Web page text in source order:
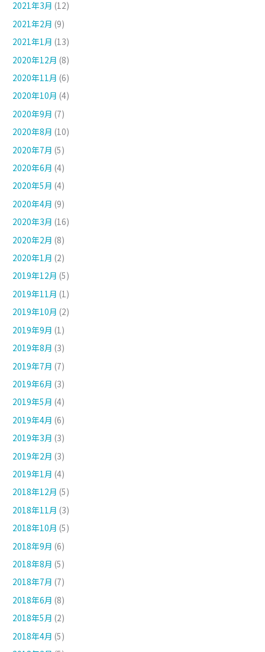
2021年3月 (12)
2021年2月 (9)
2021年1月 (13)
2020年12月 (8)
2020年11月 (6)
2020年10月 (4)
2020年9月 (7)
2020年8月 (10)
2020年7月 (5)
2020年6月 (4)
2020年5月 (4)
2020年4月 (9)
2020年3月 (16)
2020年2月 (8)
2020年1月 (2)
2019年12月 (5)
2019年11月 (1)
2019年10月 (2)
2019年9月 (1)
2019年8月 (3)
2019年7月 (7)
2019年6月 (3)
2019年5月 (4)
2019年4月 (6)
2019年3月 (3)
2019年2月 (3)
2019年1月 (4)
2018年12月 (5)
2018年11月 (3)
2018年10月 (5)
2018年9月 (6)
2018年8月 (5)
2018年7月 (7)
2018年6月 (8)
2018年5月 (2)
2018年4月 (5)